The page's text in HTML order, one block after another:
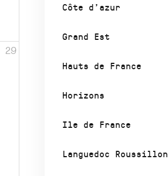
Côte d’azur
Grand Est
Hauts de France
Horizons
Ile de France
Languedoc Roussillon
29